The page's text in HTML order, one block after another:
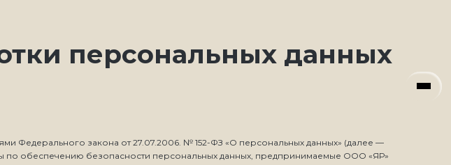
персональных данных
Федерального закона от 27.07.2006. № 152-ФЗ «О персональных данных» (далее —
по обеспечению безопасности персональных данных, предпринимаемые ООО «ЯР»